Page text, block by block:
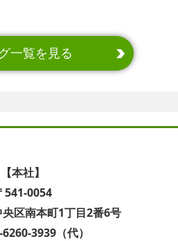
一覧を見る
【本社】
541-0054
区南本町1丁目2番6号
3939（代）